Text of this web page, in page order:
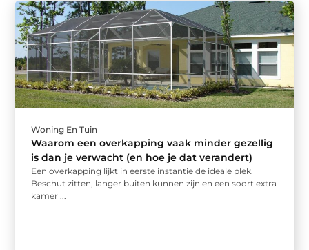
Woning En Tuin
Waarom een overkapping vaak minder gezellig
is dan je verwacht (en hoe je dat verandert)
Een overkapping lijkt in eerste instantie de ideale plek.
Beschut zitten, langer buiten kunnen zijn en een soort extra
kamer ...